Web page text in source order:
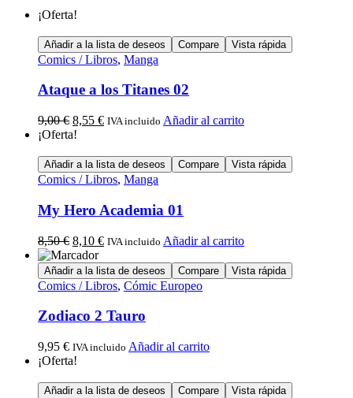
¡Oferta!
Añadir a la lista de deseos Compare Vista rápida
Comics / Libros, Manga
Ataque a los Titanes 02
9,00€ 8,55 € IVA incluido Añadir al carrito
¡Oferta!
Añadir a la lista de deseos Compare Vista rápida
Comics / Libros, Manga
My Hero Academia 01
8,50€ 8,10 € IVA incluido Añadir al carrito
Añadir a la lista de deseos Compare Vista rápida
Comics / Libros, Cómic Europeo
Zodiaco 2 Tauro
9,95 € IVA incluido Añadir al carrito
¡Oferta!
Añadir a la lista de deseos Compare Vista rápida